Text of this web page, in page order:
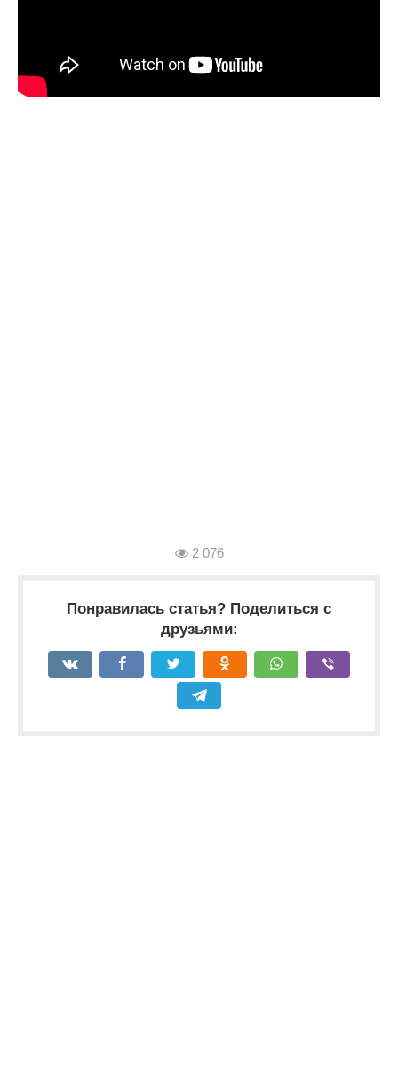
2 076
Понравилась статья? Поделиться с
друзьями: